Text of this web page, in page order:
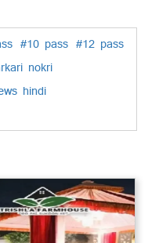
#10 pass #12 pass
nokri
hindi